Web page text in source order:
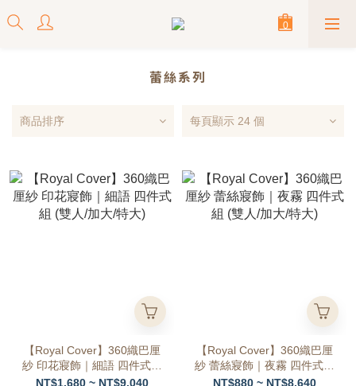
蕾絲系列
商品排序 每頁顯示 24 個
【Royal Cover】360織巴厘
紗 印花寢飾｜細語 四件式組
(雙人/加大/特大)
NT$1,680 ~ NT$9,040
【Royal Cover】360織巴厘
紗 蕾絲寢飾｜夜霧 四件式組
(雙人/加大/特大)
NT$880 ~ NT$8,640